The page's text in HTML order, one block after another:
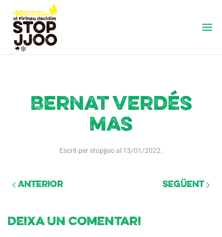
Bernat Verdés
Mas
Escrit perstopjjooal13/01/2022.
Anterior Següent
Deixa un comentari